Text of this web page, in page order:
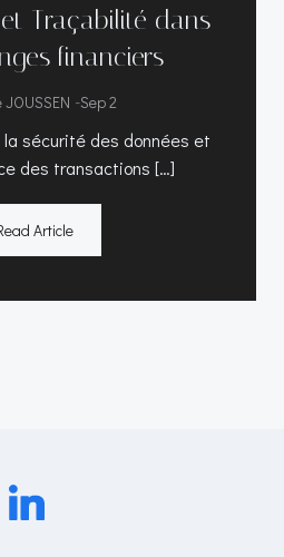
Traçabilité dans
financiers
-Sep 2
la sécurité des données et
des transactions […]
Article